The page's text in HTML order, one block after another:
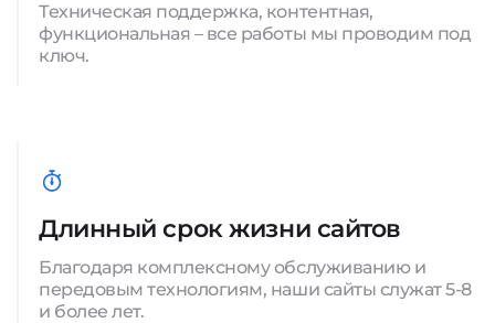
Техническая поддержка, контентная,
функциональная – все работы мы проводим под
ключ.
Длинный срок жизни сайтов
Благодаря комплексному обслуживанию и
передовым технологиям, наши сайты служат 5-8
и более лет.